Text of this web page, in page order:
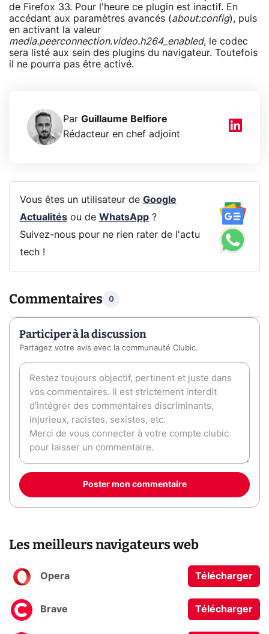
de Firefox 33. Pour l'heure ce plugin est inactif. En
accédant aux paramètres avancés (about:config), puis
en activant la valeur
media.peerconnection.video.h264_enabled, le codec
sera listé aux sein des plugins du navigateur. Toutefois
il ne pourra pas être activé.
Par Guillaume Belfiore
Rédacteur en chef adjoint
Vous êtes un utilisateur de Google
Actualitésou de WhatsApp?
Suivez-nous pour ne rien rater de l'actu
tech !
Commentaires 0
Participer à la discussion
Partagez votre avis avec la communauté Clubic.
Poster mon commentaire
Les meilleurs navigateurs web
Opera Télécharger
Brave Télécharger